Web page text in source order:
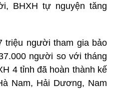
BHXH tự nguyện tăng
triệu người tham gia bảo
người so với tháng
4 tỉnh đã hoàn thành kế
Nam, Hải Dương, Nam